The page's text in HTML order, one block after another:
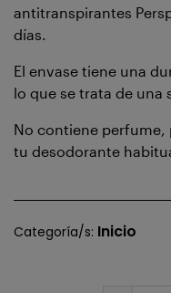
antitranspirantes
días.
El envase tiene una
lo que se trata de una
No contiene perfume,
tu desodorante
Categoría/s: Inicio